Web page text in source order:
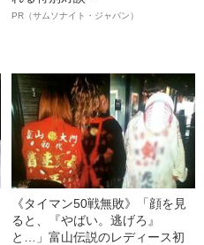
PR（サムソナイト・ジャパン）
《タイマン50戦無敗》「顔を見
ると、『やばい。逃げろ』
と…」富山伝説のレディース初